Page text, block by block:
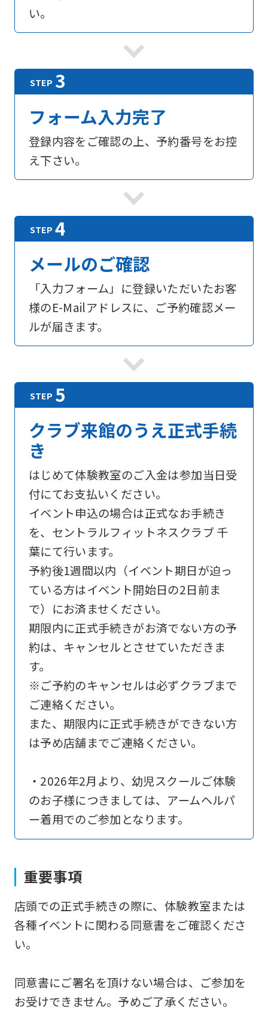
い。
フォーム入力完了
登録内容をご確認の上、予約番号をお控
え下さい。
メールのご確認
「入力フォーム」に登録いただいたお客
様のE-Mailアドレスに、ご予約確認メー
ルが届きます。
クラブ来館のうえ正式手続
き
はじめて体験教室のご入金は参加当日受
付にてお支払いください。
イベント申込の場合は正式なお手続き
を、セントラルフィットネスクラブ 千
葉にて行います。
予約後1週間以内（イベント期日が迫っ
ている方はイベント開始日の2日前ま
で）にお済ませください。
期限内に正式手続きがお済でない方の予
約は、キャンセルとさせていただきま
す。
※ご予約のキャンセルは必ずクラブまで
ご連絡ください。
また、期限内に正式手続きができない方
は予め店舗までご連絡ください。
・2026年2月より、幼児スクールご体験
のお子様につきましては、アームヘルパ
ー着用でのご参加となります。
重要事項
店頭での正式手続きの際に、体験教室または
各種イベントに関わる同意書をご確認くださ
い。
同意書にご署名を頂けない場合は、ご参加を
お受けできません。予めご了承ください。
For
foreigners
Central
Sports
official
website
is
automatically
translated
into
English.
Click
the
link
below
(start
automatic
translation)
to
return
to
the
if
you
automatic
translation